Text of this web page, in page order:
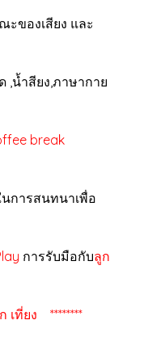
ง และ
าษากาย
break
สนทนาเพื่อ
การรับมือกับลูก
เที่ยง ********